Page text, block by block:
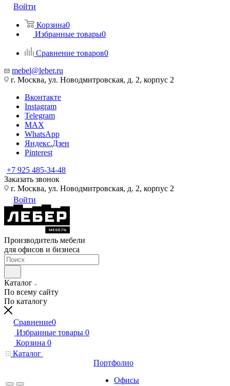
Войти
Корзина0
Избранные товары0
Сравнение товаров0
mebel@leber.ru
г. Москва, ул. Новодмитровская, д. 2, корпус 2
Вконтакте
Instagram
Telegram
MAX
WhatsApp
Яндекс.Дзен
Pinterest
+7 925 485-34-48
Заказать звонок
г. Москва, ул. Новодмитровская, д. 2, корпус 2
Войти
Производитель мебели
для офисов и бизнеса
Каталог
По всему сайту
По каталогу
Сравнение0
Избранные товары 0
Корзина 0
Каталог
Портфолио
Офисы